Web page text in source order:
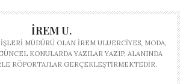
İREM U.
MÜDÜRÜ OLAN İREM ULUERCIYES, MODA,
KONULARDA YAZILAR YAZIP, ALANINDA
RÖPORTAJLAR GERÇEKLEŞTIRMEKTEDIR.